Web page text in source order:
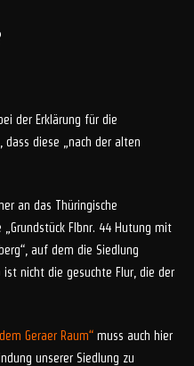
der Erklärung für die
dass diese „nach der alten
an das Thüringische
Flbnr. 44 Hutung mit
auf dem die Siedlung
nicht die gesuchte Flur, die der
Geraer Raum“ muss auch hier
unserer Siedlung zu